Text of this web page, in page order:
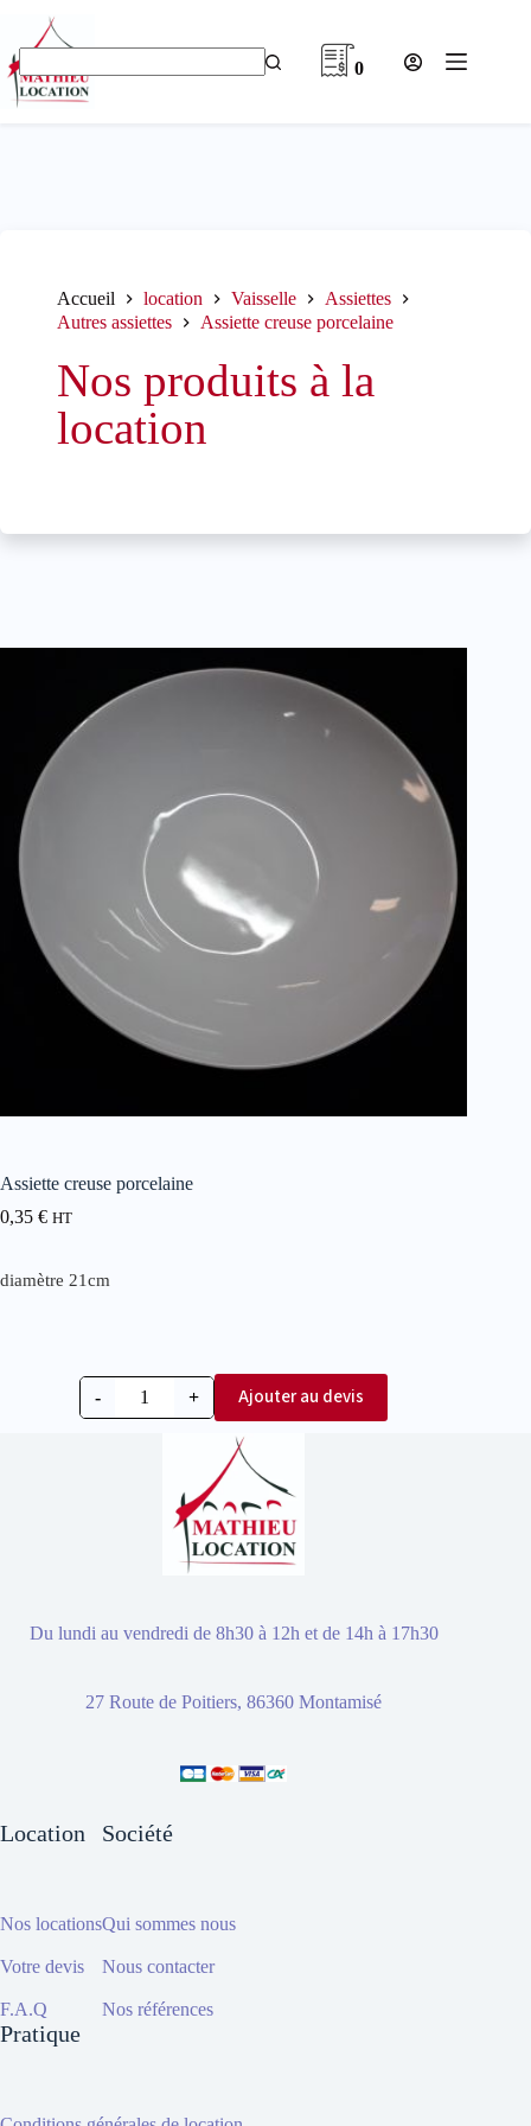
contenu
Aucun
résultat
0
Accueil location Vaisselle
Assiettes
Autres assiettes
Assiette creuse porcelaine
Nos produits à la
location
Assiette creuse porcelaine
0,35 € HT
diamètre 21cm
- + Ajouter au devis
Du lundi au vendredi de 8h30 à 12h et de 14h à 17h30
27 Route de Poitiers, 86360 Montamisé
Location
Nos locations
Votre devis
F.A.Q
Société
Qui sommes nous
Nous contacter
Nos références
Pratique